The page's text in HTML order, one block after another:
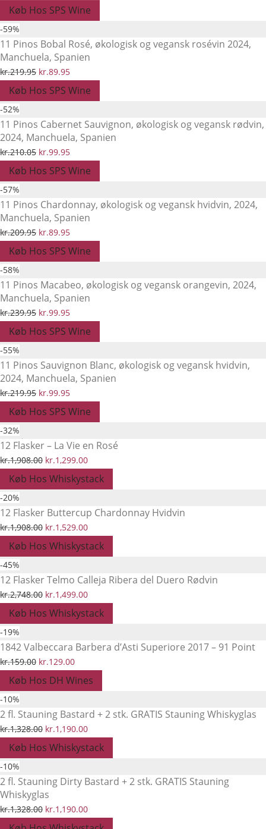
oprindelige
pris
var:
kr.199.95.
aktuelle
pris
er:
kr.89.95.
Køb Hos SPS Wine
-59%
11 Pinos Bobal Rosé, økologisk og vegansk rosévin 2024,
Manchuela, Spanien
kr.219.95 Den
oprindelige
pris
var:
kr.219.95.
kr.89.95Den
aktuelle
pris
er:
kr.89.95.
Køb Hos SPS Wine
-52%
11 Pinos Cabernet Sauvignon, økologisk og vegansk rødvin,
2024, Manchuela, Spanien
kr.210.05 Den
oprindelige
pris
var:
kr.210.05.
kr.99.95Den
aktuelle
pris
er:
kr.99.95.
Køb Hos SPS Wine
-57%
11 Pinos Chardonnay, økologisk og vegansk hvidvin, 2024,
Manchuela, Spanien
kr.209.95 Den
oprindelige
pris
var:
kr.209.95.
kr.89.95Den
aktuelle
pris
er:
kr.89.95.
Køb Hos SPS Wine
-58%
11 Pinos Macabeo, økologisk og vegansk orangevin, 2024,
Manchuela, Spanien
kr.239.95 Den
oprindelige
pris
var:
kr.239.95.
kr.99.95Den
aktuelle
pris
er:
kr.99.95.
Køb Hos SPS Wine
-55%
11 Pinos Sauvignon Blanc, økologisk og vegansk hvidvin,
2024, Manchuela, Spanien
kr.219.95 Den
oprindelige
pris
var:
kr.219.95.
kr.99.95Den
aktuelle
pris
er:
kr.99.95.
Køb Hos SPS Wine
-32%
12 Flasker – La Vie en Rosé
kr.1,908.00 Den
oprindelige
pris
var:
kr.1,908.00.
kr.1,299.00Den
aktuelle
pris
er:
kr.1,299.00.
Køb Hos Whiskystack
-20%
12 Flasker Buttercup Chardonnay Hvidvin
kr.1,908.00 Den
oprindelige
pris
var:
kr.1,908.00.
kr.1,529.00Den
aktuelle
pris
er:
kr.1,529.00.
Køb Hos Whiskystack
-45%
12 Flasker Telmo Calleja Ribera del Duero Rødvin
kr.2,748.00 Den
oprindelige
pris
var:
kr.2,748.00.
kr.1,499.00Den
aktuelle
pris
er:
Køb Hos Whiskystack
-19%
1842 Valbeccara Barbera d’Asti Superiore 2017 – 91 Point
kr.159.00 Den
oprindelige
pris
var:
kr.159.00.
kr.129.00Den
aktuelle
pris
er:
kr.129.00.
Køb Hos DH Wines
-10%
2 fl. Stauning Bastard + 2 stk. GRATIS Stauning Whiskyglas
kr.1,328.00 Den
oprindelige
pris
var:
kr.1,328.00.
kr.1,190.00Den
aktuelle
pris
er:
Køb Hos Whiskystack
-10%
2 fl. Stauning Dirty Bastard + 2 stk. GRATIS Stauning
Whiskyglas
kr.1,328.00 Den
oprindelige
kr.1,190.00Den
aktuelle